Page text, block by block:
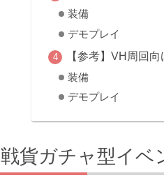
装備
デモプレイ
【参考】VH周回
装備
デモプレイ
戦貨ガチャ型イベ